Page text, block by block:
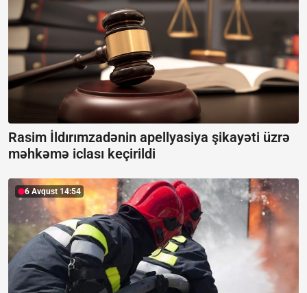
Rasim İldırımzadənin apellyasiya şikayəti üzrə
məhkəmə iclası keçirildi
6 Avqust 14:54